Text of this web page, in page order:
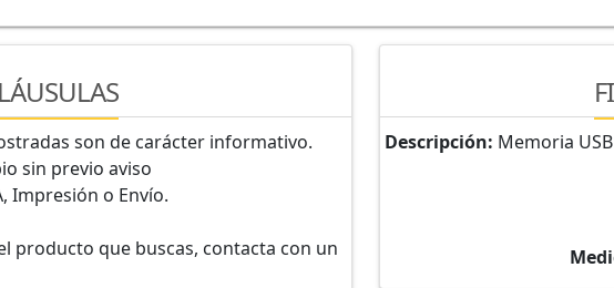
son de carácter informativo.
sin previo aviso
Impresión o Envío.
producto que buscas, contacta con un
Descripción: Memoria